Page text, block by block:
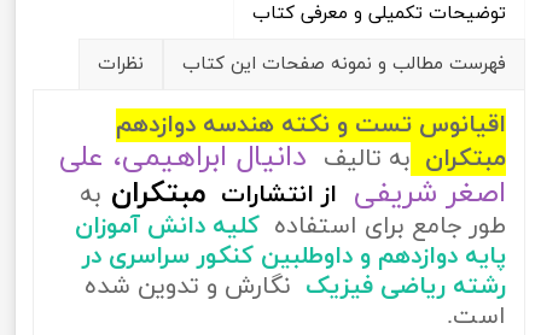
توضیحات تکمیلی و معرفی کتاب
فهرست مطالب و نمونه صفحات این کتاب
نظرات
اقیانوس تست و نکته هندسه دوازدهم
مبتکران به تالیف دانیال ابراهیمی، علی
اصغر شریفی از انتشارات مبتکران به
طور جامع برای استفاده کلیه دانش آموزان
پایه دوازدهم و داوطلبین کنکور سراسری در
رشته ریاضی فیزیک نگارش و تدوین شده
است.